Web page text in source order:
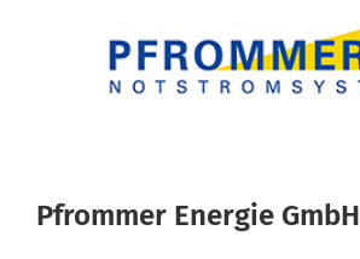
Pfrommer Energie GmbH